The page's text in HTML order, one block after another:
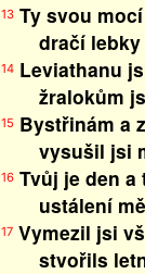
13 Ty svou
dračí lebky
14 Leviathanu
žralokům jsi
15 Bystřinám a
vysušil jsi
16 Tvůj je den
ustálení
17 Vymezil jsi
stvořils letní